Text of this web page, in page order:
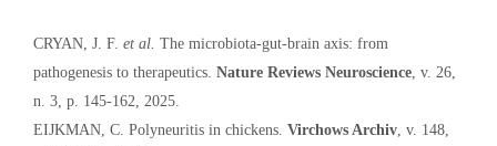
CRYAN, J. F. et al. The microbiota-gut-brain axis: from
pathogenesis to therapeutics. Nature Reviews Neuroscience, v. 26,
n. 3, p. 145-162, 2025.
EIJKMAN, C. Polyneuritis in chickens. Virchows Archiv, v. 148,